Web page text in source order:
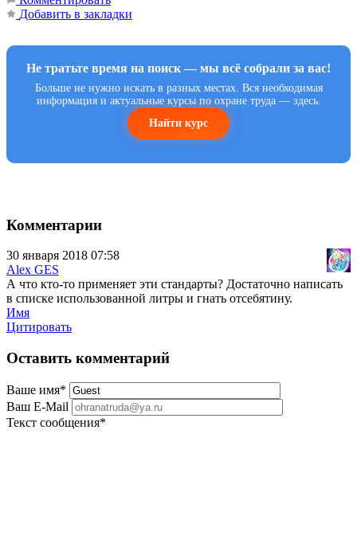
Добавить в закладки
Не тратьте время на поиск — мы всё собрали за вас!
Больше не нужно искать в разных местах. Вся необходимая
информация и актуальные курсы по охране труда — здесь.
Найти курс
Комментарии
30 января 2018 07:58
Alex GES
А что кто-то применяет эти стандарты? Достаточно написать
в списке использованной литры и гнать отсебятину.
Имя
Цитировать
Оставить комментарий
Ваше имя*
Ваш E-Mail
Текст сообщения*